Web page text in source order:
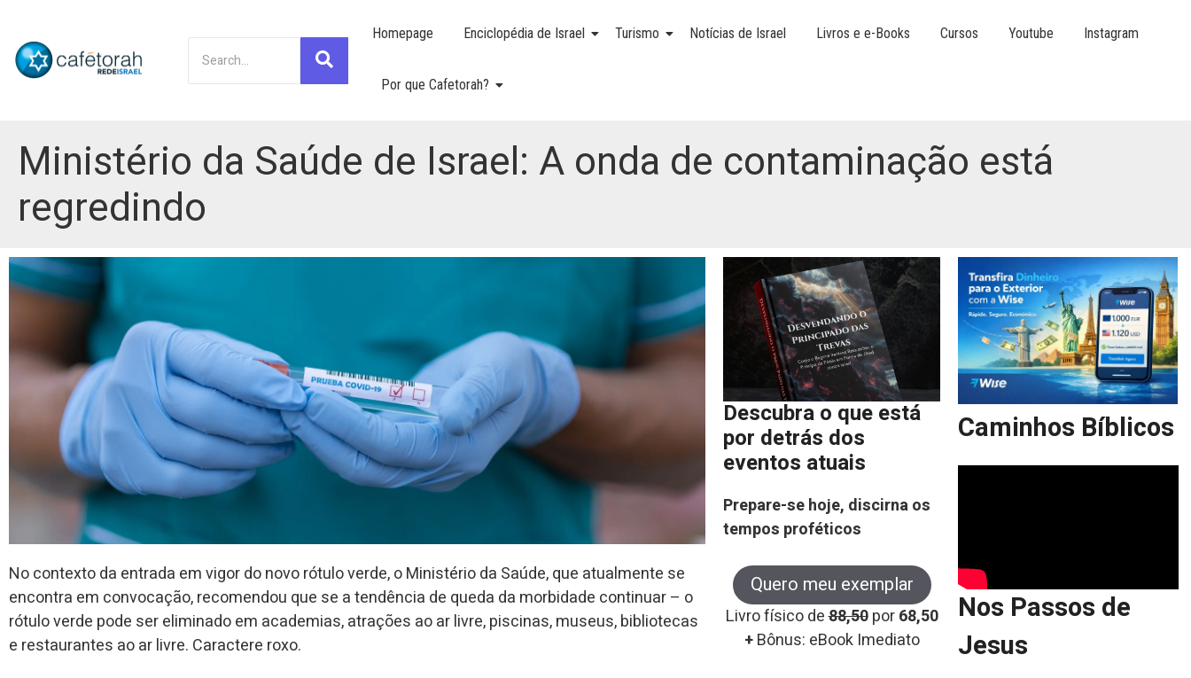
Homepage Enciclopédia de Israel Turismo Notícias de Israel Livros e e-Books Cursos Youtube Instagram
Por que Cafetorah?
Ministério da Saúde de Israel: A onda de contaminação está
regredindo
No contexto da entrada em vigor do novo rótulo verde, o Ministério da Saúde, que atualmente se
encontra em convocação, recomendou que se a tendência de queda da morbidade continuar – o
rótulo verde pode ser eliminado em academias, atrações ao ar livre, piscinas, museus, bibliotecas
e restaurantes ao ar livre. Caractere roxo.
Descubra o que está
por detrás dos
eventos atuais
Prepare-se hoje, discirna os
tempos proféticos
Quero meu exemplar
Livro físico de88,50 por68,50
+Bônus: eBook Imediato
Caminhos Bíblicos
Nos Passos de
Jesus